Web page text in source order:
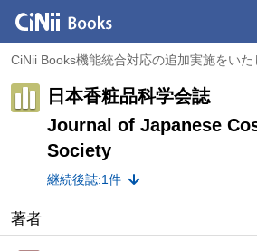
CiNii Books機能統合対応の追加実施をいた
日本香粧品科学会誌
Journal of Japanese
Society
継続後誌:1件
著者